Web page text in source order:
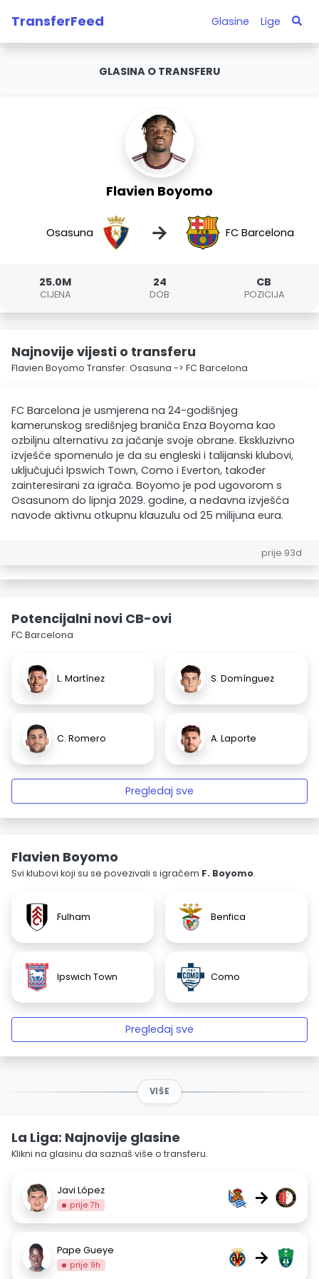
TransferFeed Glasine Lige
GLASINA O TRANSFERU
Flavien Boyomo
Osasuna → FC Barcelona
25.0M
CIJENA
24
DOB
CB
POZICIJA
Najnovije vijesti o transferu
Flavien Boyomo Transfer: Osasuna -> FC Barcelona
FC Barcelona je usmjerena na 24-godišnjeg
kamerunskog središnjeg braniča Enza Boyoma kao
ozbiljnu alternativu za jačanje svoje obrane. Ekskluzivno
izvješće spomenulo je da su engleski i talijanski klubovi,
uključujući Ipswich Town, Como i Everton, također
zainteresirani za igrača. Boyomo je pod ugovorom s
Osasunom do lipnja 2029. godine, a nedavna izvješća
navode aktivnu otkupnu klauzulu od 25 milijuna eura.
prije 93d
Potencijalni novi CB-ovi
FC Barcelona
L. Martínez S. Domínguez
C. Romero A. Laporte
Pregledaj sve
Flavien Boyomo
Svi klubovi koji su se povezivali s igračem F. Boyomo.
Fulham Benfica
Ipswich Town Como
Pregledaj sve
VIŠE
La Liga: Najnovije glasine
Klikni na glasinu da saznaš više o transferu.
Javi López
prije 7h →
Pape Gueye
prije 9h →